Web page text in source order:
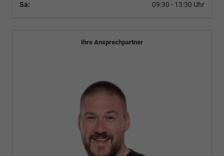
Sa:
09:30 - 13:30 Uhr
Ihre Ansprechpartner